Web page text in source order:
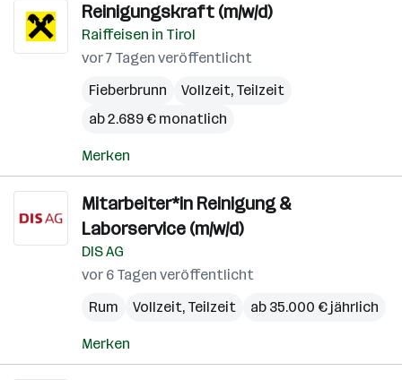
Reinigungskraft (m/w/d)
Raiffeisen in Tirol
vor 7 Tagen veröffentlicht
Fieberbrunn
Vollzeit, Teilzeit
ab 2.689 € monatlich
Merken
Mitarbeiter*in Reinigung &
Laborservice (m/w/d)
DIS AG
vor 6 Tagen veröffentlicht
Rum
Vollzeit, Teilzeit ab 35.000 € jährlich
Merken